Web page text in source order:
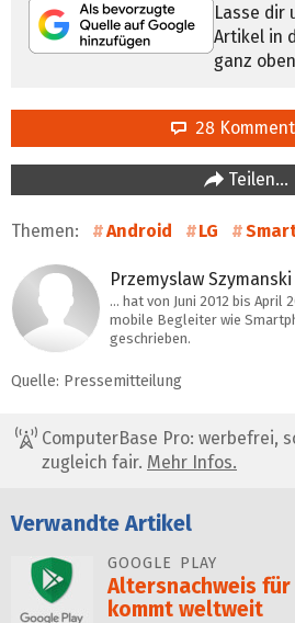
Lasse dir
Artikel in
ganz
28
Teilen…
Themen: Android LG
Przemyslaw Szymanski
… hat von Juni 2012 bis April
mobile Begleiter wie
geschrieben.
Quelle: Pressemitteilung
ComputerBase Pro: werbefrei,
zugleich fair. Mehr Infos.
Verwandte Artikel
GOOGLE PLAY
Altersnachweis
kommt weltweit